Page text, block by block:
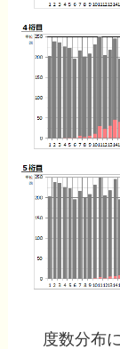
度数分布